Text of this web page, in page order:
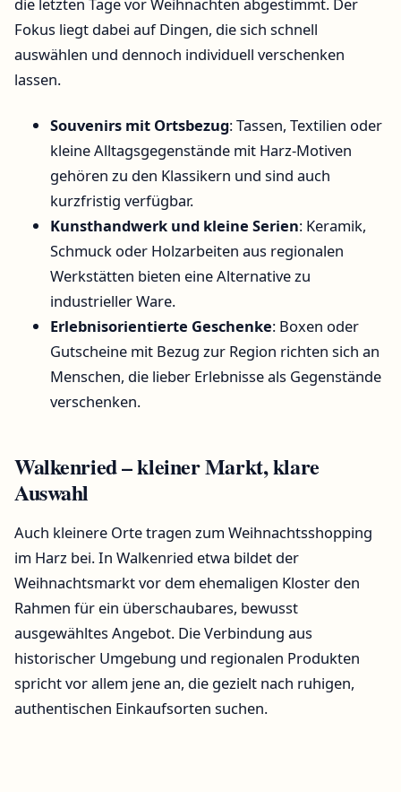
Fokus liegt dabei auf Dingen, die sich schnell
auswählen und dennoch individuell verschenken
lassen.
Souvenirs mit Ortsbezug: Tassen, Textilien oder
kleine Alltagsgegenstände mit Harz-Motiven
gehören zu den Klassikern und sind auch
kurzfristig verfügbar.
Kunsthandwerk und kleine Serien: Keramik,
Schmuck oder Holzarbeiten aus regionalen
Werkstätten bieten eine Alternative zu
industrieller Ware.
Erlebnisorientierte Geschenke: Boxen oder
Gutscheine mit Bezug zur Region richten sich an
Menschen, die lieber Erlebnisse als Gegenstände
verschenken.
Walkenried – kleiner Markt, klare
Auswahl
Auch kleinere Orte tragen zum Weihnachtsshopping
im Harz bei. In Walkenried etwa bildet der
Weihnachtsmarkt vor dem ehemaligen Kloster den
Rahmen für ein überschaubares, bewusst
ausgewähltes Angebot. Die Verbindung aus
historischer Umgebung und regionalen Produkten
spricht vor allem jene an, die gezielt nach ruhigen,
authentischen Einkaufsorten suchen.